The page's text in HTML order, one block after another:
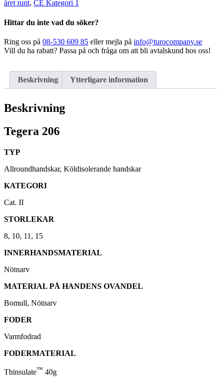
året runt, CE Kategori 1
Hittar du inte vad du söker?
Ring oss på 08-530 609 85 eller mejla på info@turocompany.se
Vill du ha rabatt? Passa på och fråga om att bli avtalskund hos oss!
Beskrivning Ytterligare information
Beskrivning
Tegera 206
TYP
Allroundhandskar, Köldisolerande handskar
KATEGORI
Cat. II
STORLEKAR
8, 10, 11, 15
INNERHANDSMATERIAL
Nötnarv
MATERIAL PÅ HANDENS OVANDEL
Bomull, Nötnarv
FODER
Varmfodrad
FODERMATERIAL
Thinsulate™ 40g